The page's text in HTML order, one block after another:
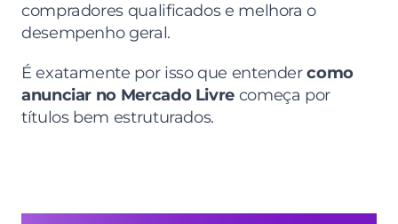
compradores qualificados e melhora o
desempenho geral.
É exatamente por isso que entender como
anunciar no Mercado Livre começa por
títulos bem estruturados.